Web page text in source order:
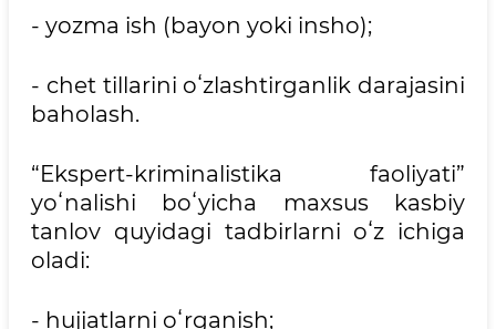
- yozma ish (bayon yoki insho);
- chet tillarini oʻzlashtirganlik darajasini
baholash.
“Ekspert-kriminalistika faoliyati”
yoʻnalishi boʻyicha maxsus kasbiy
tanlov quyidagi tadbirlarni oʻz ichiga
oladi:
- hujjatlarni oʻrganish;